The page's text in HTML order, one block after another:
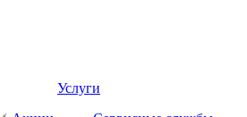
Услуги